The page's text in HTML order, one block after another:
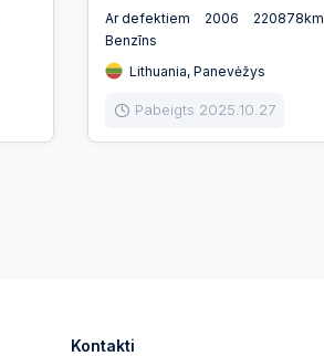
Ar defektiem 2006
220878km
Benzīns
Lithuania, Panevėžys
Pabeigts 2025.10.27
Kontakti